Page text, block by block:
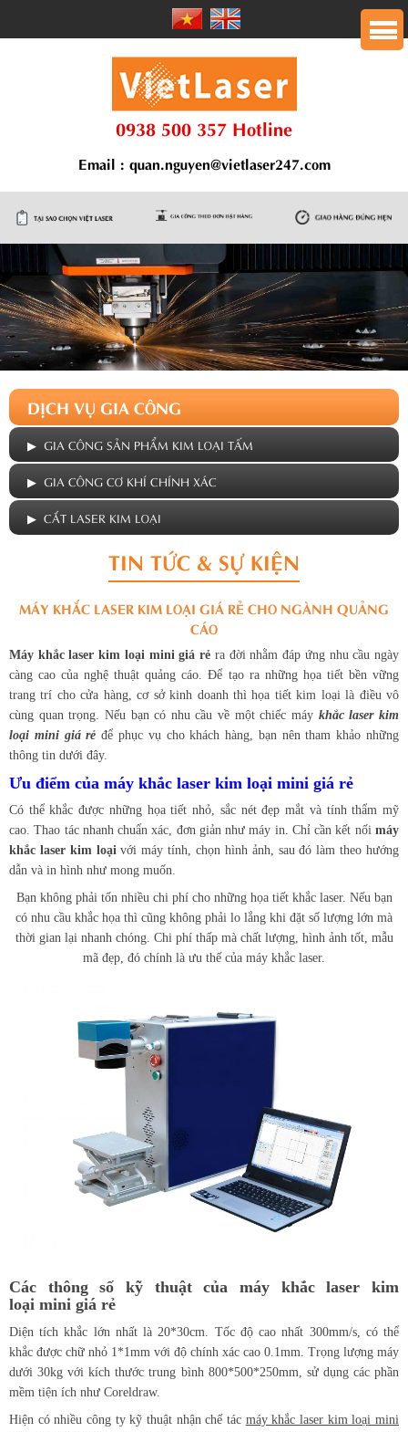
0938 500 357 Hotline
Email : quan.nguyen@vietlaser247.com
DỊCH VỤ GIA CÔNG
▶ GIA CÔNG SẢN PHẨM KIM LOẠI TẤM
▶ GIA CÔNG CƠ KHÍ CHÍNH XÁC
▶ CẮT LASER KIM LOẠI
TIN TỨC & SỰ KIỆN
MÁY KHẮC LASER KIM LOẠI GIÁ RẺ CHO NGÀNH QUẢNG
CÁO
Máy khắc laser kim loại mini giá rẻ ra đời nhằm đáp ứng nhu cầu ngày
càng cao của nghệ thuật quảng cáo. Để tạo ra những họa tiết bền vững
trang trí cho cửa hàng, cơ sở kinh doanh thì họa tiết kim loại là điều vô
cùng quan trọng. Nếu bạn có nhu cầu về một chiếc máy khắc laser kim
loại mini giá rẻ để phục vụ cho khách hàng, bạn nên tham khảo những
thông tin dưới đây.
Ưu điểm của máy khắc laser kim loại mini giá rẻ
Có thể khắc được những họa tiết nhỏ, sắc nét đẹp mắt và tính thẩm mỹ
cao. Thao tác nhanh chuẩn xác, đơn giản như máy in. Chỉ cần kết nối máy
khắc laser kim loạivới máy tính, chọn hình ảnh, sau đó làm theo hướng
dẫn và in hình như mong muốn.
Bạn không phải tốn nhiều chi phí cho những họa tiết khắc laser. Nếu bạn
có nhu cầu khắc họa thì cũng không phải lo lắng khi đặt số lượng lớn mà
thời gian lại nhanh chóng. Chi phí thấp mà chất lượng, hình ảnh tốt, mẫu
mã đẹp, đó chính là ưu thế của máy khắc laser.
Các thông số kỹ thuật của máy khắc laser kim
loại mini giá rẻ
Diện tích khắc lớn nhất là 20*30cm. Tốc độ cao nhất 300mm/s, có thể
khắc được chữ nhỏ 1*1mm với độ chính xác cao 0.1mm. Trọng lượng máy
dưới 30kg với kích thước trung bình 800*500*250mm, sử dụng các phần
mềm tiện ích như Coreldraw.
Hiện có nhiều công ty kỹ thuật nhận chế tác máy khắc laser kim loại mini